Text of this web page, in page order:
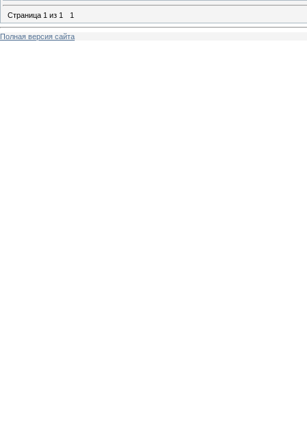
Страница 1 из 1 1
Полная версия сайта